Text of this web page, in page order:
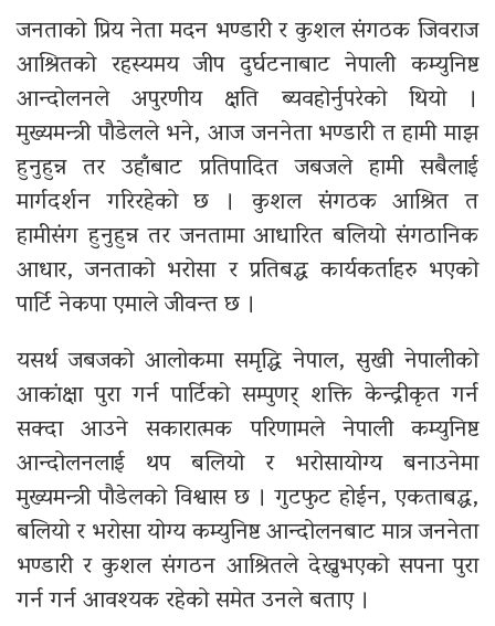
जनताको प्रिय नेता मदन भण्डारी र कुशल संगठक जिवराज
आश्रितको रहस्यमय जीप दुर्घटनाबाट नेपाली कम्युनिष्ट
आन्दोलनले अपुरणीय क्षति ब्यवहोर्नुपरेको थियो ।
मुख्यमन्त्री पौडेलले भने, आज जननेता भण्डारी त हामी माझ
हुनुहुन्न तर उहाँबाट प्रतिपादित जबजले हामी सबैलाई
मार्गदर्शन गरिरहेको छ । कुशल संगठक आश्रित त
हामीसंग हुनुहुन्न तर जनतामा आधारित बलियो संगठानिक
आधार, जनताको भरोसा र प्रतिबद्ध कार्यकर्ताहरु भएको
पार्टि नेकपा एमाले जीवन्त छ ।
यसर्थ जबजको आलोकमा समृद्धि नेपाल, सुखी नेपालीको
आकांक्षा पुरा गर्न पार्टिको सम्पुणर् शक्ति केन्द्रीकृत गर्न
सक्दा आउने सकारात्मक परिणामले नेपाली कम्युनिष्ट
आन्दोलनलाई थप बलियो र भरोसायोग्य बनाउनेमा
मुख्यमन्त्री पौडेलको विश्वास छ । गुटफुट होईन, एकताबद्ध,
बलियो र भरोसा योग्य कम्युनिष्ट आन्दोलनबाट मात्र जननेता
भण्डारी र कुशल संगठन आश्रितले देख्नुभएको सपना पुरा
गर्न गर्न आवश्यक रहेको समेत उनले बताए ।